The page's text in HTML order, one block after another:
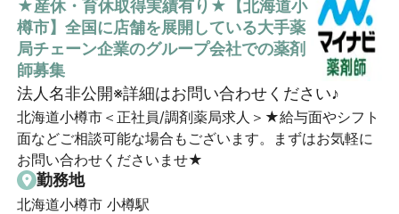
★産休・育休取得実績有り★【北海道小
樽市】全国に店舗を展開している大手薬
局チェーン企業のグループ会社での薬剤
師募集
法人名非公開※詳細はお問い合わせください♪
北海道小樽市＜正社員/調剤薬局求人＞★給与面やシフト
面などご相談可能な場合もございます。まずはお気軽に
お問い合わせくださいませ★
勤務地
北海道小樽市 小樽駅